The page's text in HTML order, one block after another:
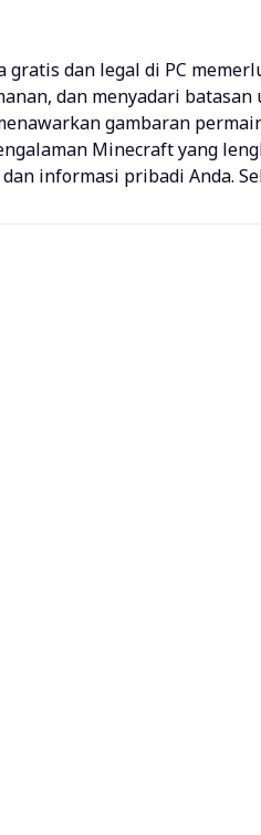
gratis dan legal di PC
dan menyadari
gambaran
Minecraft yang
informasi pribadi Anda.